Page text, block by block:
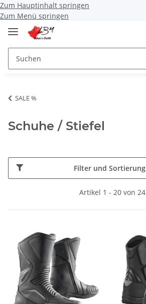
Zum Hauptinhalt springen
Zum Menü springen
SALE %
Schuhe / Stiefel
Filter und Sortierung
Artikel 1 - 20 von 24